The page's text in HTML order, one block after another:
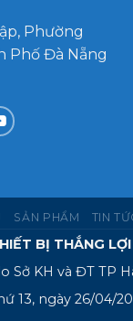
Phường
Phố Đà Nẵng
SẢN PHẨM TIN
BỊ THẮNG LỢI
Sở KH và ĐT TP
13, ngày 26/04/